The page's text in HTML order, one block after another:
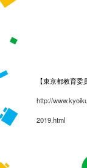
【東京都教育委
http://
2019.html